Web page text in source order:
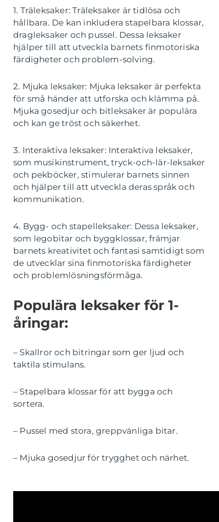
1. Träleksaker: Träleksaker är tidlösa och
hållbara. De kan inkludera stapelbara klossar,
dragleksaker och pussel. Dessa leksaker
hjälper till att utveckla barnets finmotoriska
färdigheter och problem-solving.
2. Mjuka leksaker: Mjuka leksaker är perfekta
för små händer att utforska och klämma på.
Mjuka gosedjur och bitleksaker är populära
och kan ge tröst och säkerhet.
3. Interaktiva leksaker: Interaktiva leksaker,
som musikinstrument, tryck-och-lär-leksaker
och pekböcker, stimulerar barnets sinnen
och hjälper till att utveckla deras språk och
kommunikation.
4. Bygg- och stapelleksaker: Dessa leksaker,
som legobitar och byggklossar, främjar
barnets kreativitet och fantasi samtidigt som
de utvecklar sina finmotoriska färdigheter
och problemlösningsförmåga.
Populära leksaker för 1-
åringar:
– Skallror och bitringar som ger ljud och
taktila stimulans.
– Stapelbara klossar för att bygga och
sortera.
– Pussel med stora, greppvänliga bitar.
– Mjuka gosedjur för trygghet och närhet.